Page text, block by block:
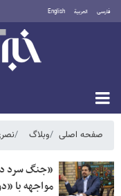
فارسی العربية English
دوشنبه ۱۹ مرداد ۱۴۰۵
صفحه اصلی وبلاگ
«جنگ سرد
مواجهه با